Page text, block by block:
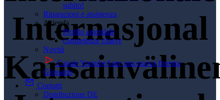
subito!
Riparazioni e assistenza
Azienda
Profilo aziendale
competenze chiave
Novità
Canale YoutubeApre una nuova finestra
Glossario
Contatti
Distribuzione DE
Internasjonal